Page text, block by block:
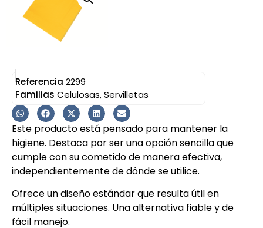
Referencia 2299
Familias Celulosas,Servilletas
Este producto está pensado para mantener la
higiene. Destaca por ser una opción sencilla que
cumple con su cometido de manera efectiva,
independientemente de dónde se utilice.
Ofrece un diseño estándar que resulta útil en
múltiples situaciones. Una alternativa fiable y de
fácil manejo.